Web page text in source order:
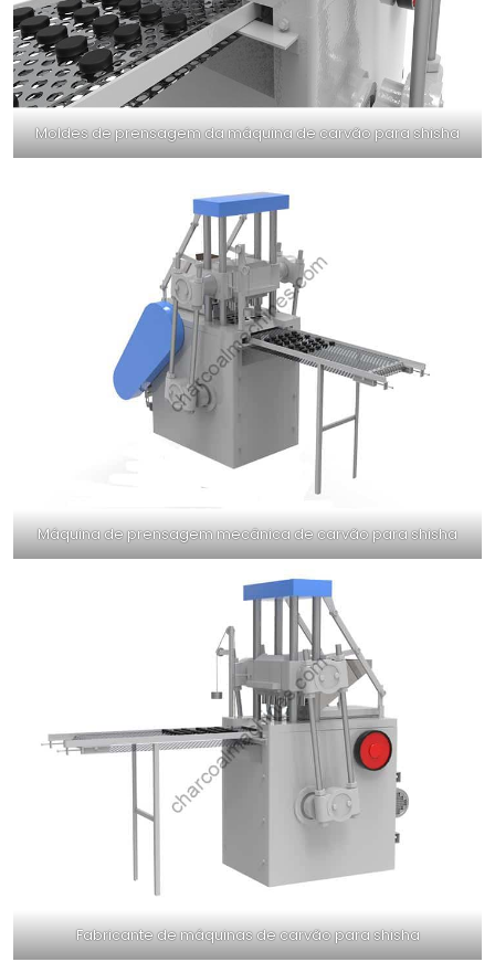
Moldes de prensagem da máquina de carvão para shisha
Máquina de prensagem mecânica de carvão para shisha
Fabricante de máquinas de carvão para shisha